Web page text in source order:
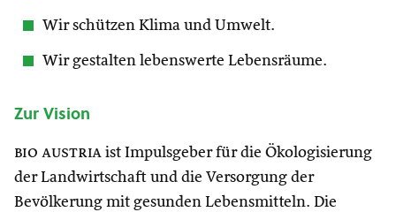
Wir schützen Klima und Umwelt.
Wir gestalten lebenswerte Lebensräume.
Zur Vision
bio austria ist Impulsgeber für die Ökologisierung
der Landwirtschaft und die Versorgung der
Bevölkerung mit gesunden Lebensmitteln. Die